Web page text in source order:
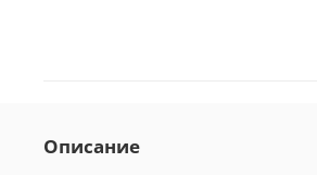
Описание